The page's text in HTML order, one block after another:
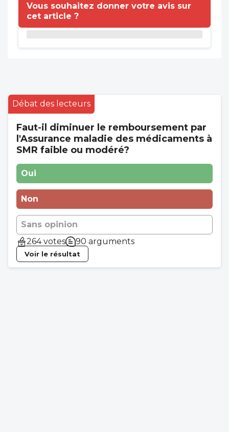
Vous souhaitez donner votre avis sur
cet article ?
Débat des lecteurs
Faut-il diminuer le remboursement par
l'Assurance maladie des médicaments à
SMR faible ou modéré?
Oui
Non
Sans opinion
264 votes
90 arguments
Voir le résultat